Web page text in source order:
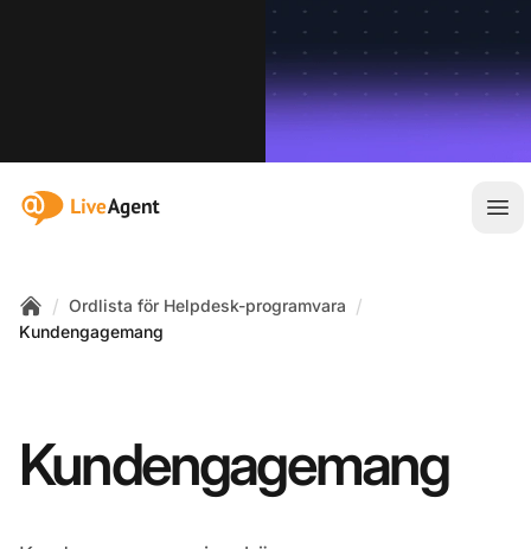
:site.title
Home
/ Ordlista för Helpdesk-programvara /
Kundengagemang
Kundengagemang